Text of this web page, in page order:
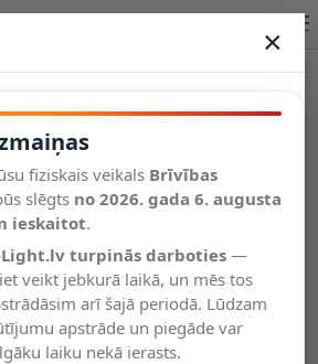
Valodas
×
fiziskais veikals Brīvības
slēgts no 2026. gada 6. augusta
ieskaitot.
turpinās darboties—
veikt jebkurā laikā, un mēs tos
arī šajā periodā. Lūdzam
apstrāde un piegāde var
laiku nekā ierasts.